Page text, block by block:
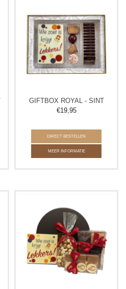
GIFTBOX ROYAL - SINT
€19,95
DIRECT BESTELLEN
MEER INFORMATIE